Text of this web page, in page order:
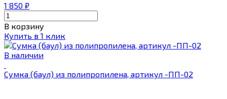
1 850 ₽
В корзину
Купить в 1 клик
В наличии
Сумка (баул) из полипропилена, артикул -ПП-02